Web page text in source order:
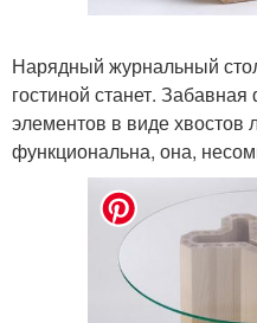
Нарядный журнальный
гостиной станет.
элементов в виде хвостов
функциональна, она,